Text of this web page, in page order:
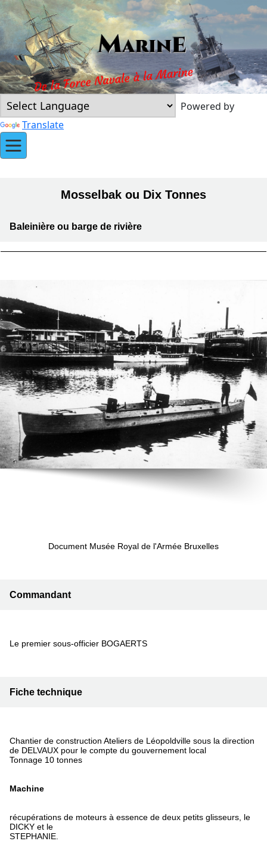
Powered by
Translate
Mosselbak ou Dix Tonnes
Baleinière ou barge de rivière
Document Musée Royal de l'Armée Bruxelles
Commandant
Le premier sous-officier BOGAERTS
Fiche technique
Chantier de construction Ateliers de Léopoldville sous la direction
de DELVAUX pour le compte du gouvernement local
Tonnage 10 tonnes
Machine
récupérations de moteurs à essence de deux petits glisseurs, le
DICKY et le
STEPHANIE.